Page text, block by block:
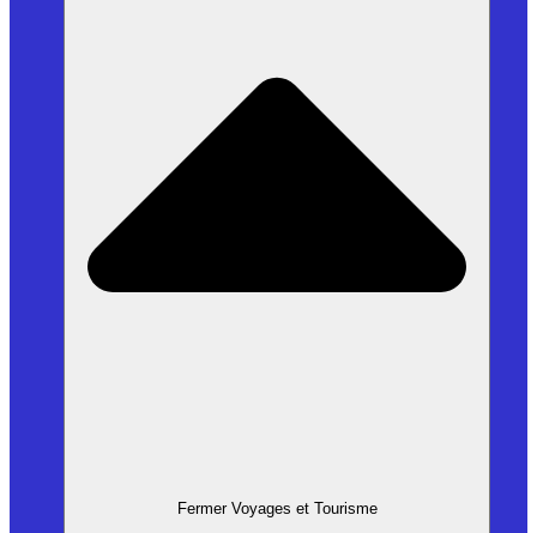
Fermer Voyages et Tourisme